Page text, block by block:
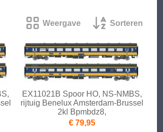
Weergave Sorteren
EX11021B Spoor HO, NS-NMBS,
rijtuig Benelux Amsterdam-Brussel
2kl Bpmbdz8,
€ 79,95